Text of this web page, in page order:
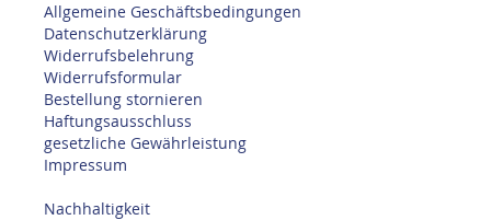
Allgemeine Geschäftsbedingungen
Datenschutzerklärung
Widerrufsbelehrung
Widerrufsformular
Bestellung stornieren
Haftungsausschluss
gesetzliche Gewährleistung
Impressum
Nachhaltigkeit